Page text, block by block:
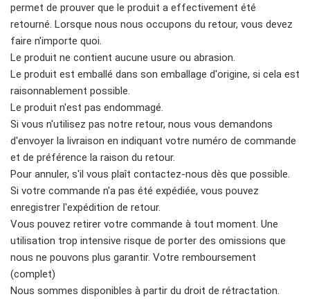
permet de prouver que le produit a effectivement été
retourné. Lorsque nous nous occupons du retour, vous devez
faire n'importe quoi.
Le produit ne contient aucune usure ou abrasion.
Le produit est emballé dans son emballage d'origine, si cela est
raisonnablement possible.
Le produit n'est pas endommagé.
Si vous n'utilisez pas notre retour, nous vous demandons
d'envoyer la livraison en indiquant votre numéro de commande
et de préférence la raison du retour.
Pour annuler, s'il vous plaît contactez-nous dès que possible.
Si votre commande n'a pas été expédiée, vous pouvez
enregistrer l'expédition de retour.
Vous pouvez retirer votre commande à tout moment. Une
utilisation trop intensive risque de porter des omissions que
nous ne pouvons plus garantir. Votre remboursement
(complet)
Nous sommes disponibles à partir du droit de rétractation.